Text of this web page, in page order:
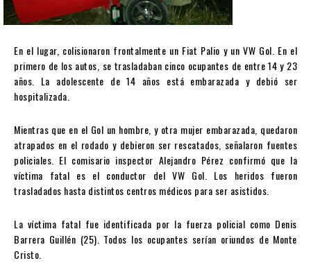
En el lugar, colisionaron frontalmente un Fiat Palio y un VW Gol. En el
primero de los autos, se trasladaban cinco ocupantes de entre 14 y 23
años. La adolescente de 14 años está embarazada y debió ser
hospitalizada.
Mientras que en el Gol un hombre, y otra mujer embarazada, quedaron
atrapados en el rodado y debieron ser rescatados, señalaron fuentes
policiales. El comisario inspector Alejandro Pérez confirmó que la
víctima fatal es el conductor del VW Gol. Los heridos fueron
trasladados hasta distintos centros médicos para ser asistidos.
La víctima fatal fue identificada por la fuerza policial como Denis
Barrera Guillén (25). Todos los ocupantes serían oriundos de Monte
Cristo.